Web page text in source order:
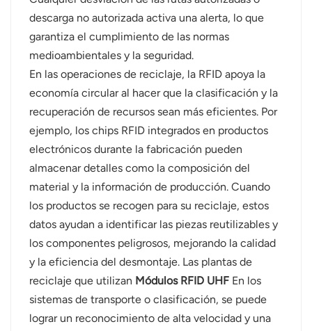
descarga no autorizada activa una alerta, lo que
garantiza el cumplimiento de las normas
medioambientales y la seguridad.
En las operaciones de reciclaje, la RFID apoya la
economía circular al hacer que la clasificación y la
recuperación de recursos sean más eficientes. Por
ejemplo, los chips RFID integrados en productos
electrónicos durante la fabricación pueden
almacenar detalles como la composición del
material y la información de producción. Cuando
los productos se recogen para su reciclaje, estos
datos ayudan a identificar las piezas reutilizables y
los componentes peligrosos, mejorando la calidad
y la eficiencia del desmontaje. Las plantas de
reciclaje que utilizan Módulos RFID UHF En los
sistemas de transporte o clasificación, se puede
lograr un reconocimiento de alta velocidad y una